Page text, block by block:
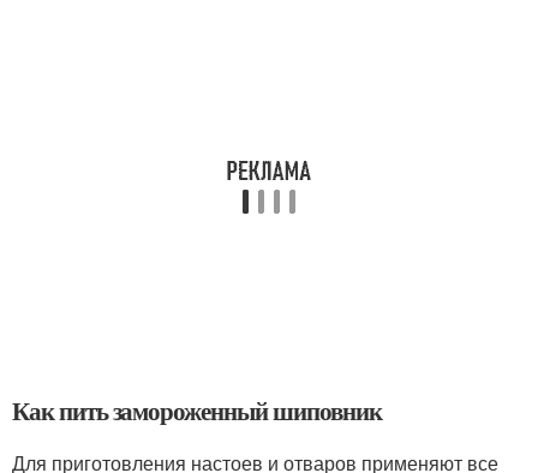
Как пить замороженный шиповник
Для приготовления настоев и отваров применяют все